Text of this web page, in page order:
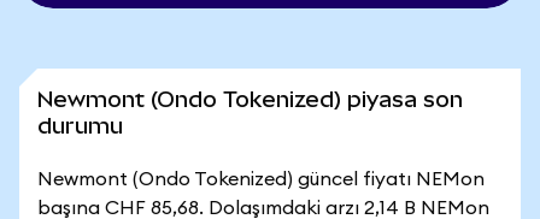
Newmont (Ondo Tokenized) piyasa son
durumu
Newmont (Ondo Tokenized) güncel fiyatı NEMon
başına CHF 85,68. Dolaşımdaki arzı 2,14 B NEMon